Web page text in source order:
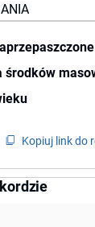
środków
Kopiuj link do